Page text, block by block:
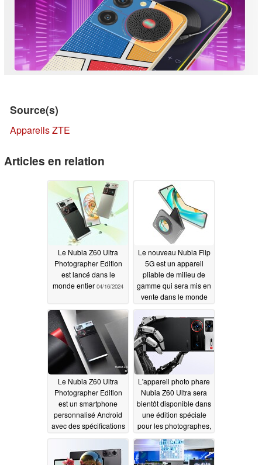
Source(s)
Appareils ZTE
Articles en relation
Le Nubia Z60 Ultra
Photographer Edition
est lancé dans le
monde entier 04/16/2024
Le nouveau Nubia Flip
5G est un appareil
pliable de milieu de
gamme qui sera mis en
vente dans le monde
04/12/2024
Le Nubia Z60 Ultra
Photographer Edition
est un smartphone
personnalisé Android
avec des spécifications
un prix moyen03/31/2024
L'appareil photo phare
Nubia Z60 Ultra sera
bientôt disponible dans
une édition spéciale
pour les photographes,
fonctions d'intelligence
artificielle03/25/2024